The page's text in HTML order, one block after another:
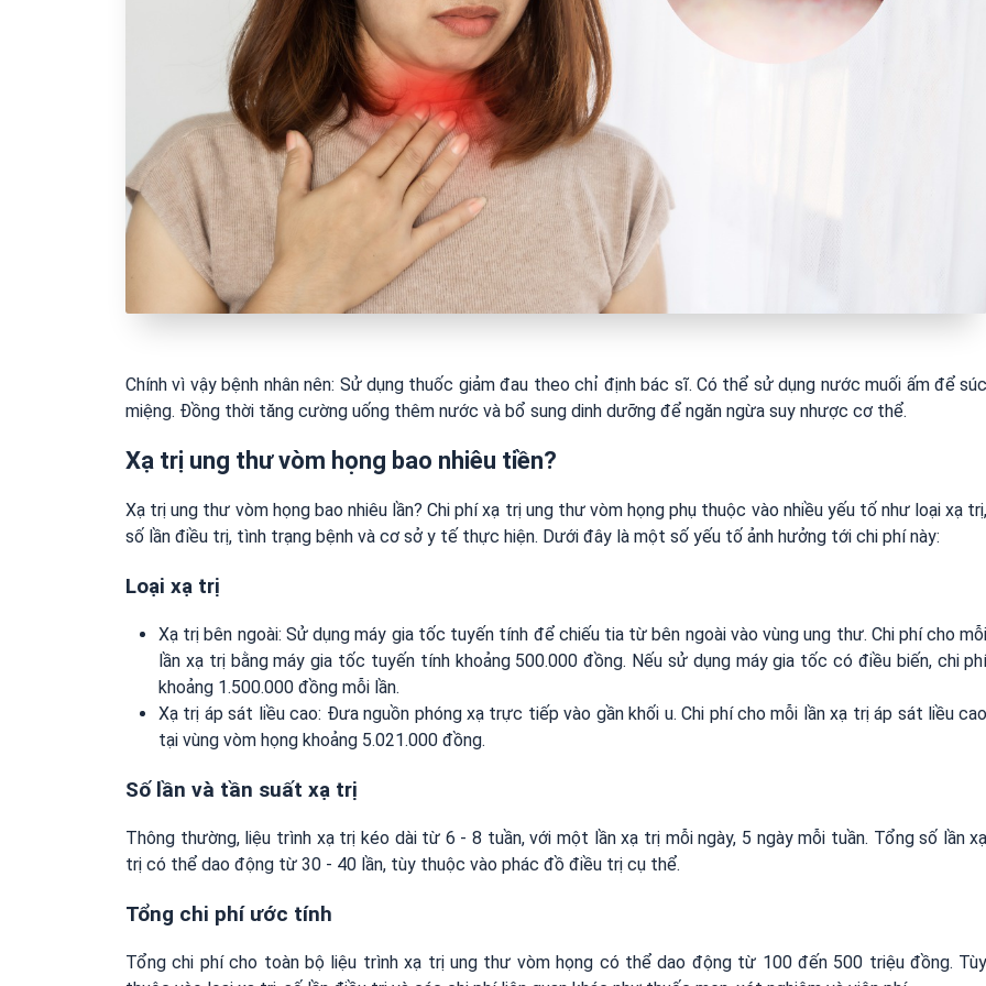
Chính vì vậy bệnh nhân nên: Sử dụng thuốc giảm đau theo chỉ định bác sĩ. Có thể sử dụng nước muối ấm để
miệng. Đồng thời tăng cường uống thêm nước và bổ sung dinh dưỡng để ngăn ngừa suy nhược cơ thể.
Xạ trị ung thư vòm họng bao nhiêu tiền?
Xạ trị ung thư vòm họng bao nhiêu lần? Chi phí xạ trị ung thư vòm họng phụ thuộc vào nhiều yếu tố như loại xạ
số lần điều trị, tình trạng bệnh và cơ sở y tế thực hiện. Dưới đây là một số yếu tố ảnh hưởng tới chi phí này:
Loại xạ trị
Xạ trị bên ngoài: Sử dụng máy gia tốc tuyến tính để chiếu tia từ bên ngoài vào vùng ung thư. Chi phí cho
lần xạ trị bằng máy gia tốc tuyến tính khoảng 500.000 đồng. Nếu sử dụng máy gia tốc có điều biến, chi
khoảng 1.500.000 đồng mỗi lần.
Xạ trị áp sát liều cao: Đưa nguồn phóng xạ trực tiếp vào gần khối u. Chi phí cho mỗi lần xạ trị áp sát liều
tại vùng vòm họng khoảng 5.021.000 đồng.
Số lần và tần suất xạ trị
Thông thường, liệu trình xạ trị kéo dài từ 6 - 8 tuần, với một lần xạ trị mỗi ngày, 5 ngày mỗi tuần. Tổng số lần
trị có thể dao động từ 30 - 40 lần, tùy thuộc vào phác đồ điều trị cụ thể.
Tổng chi phí ước tính
Tổng chi phí cho toàn bộ liệu trình xạ trị ung thư vòm họng có thể dao động từ 100 đến 500 triệu đồng.